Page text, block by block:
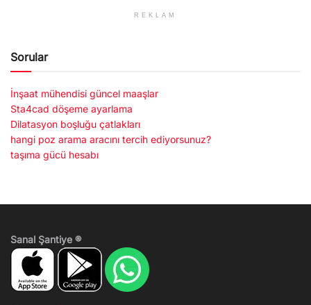
REKLAM
Sorular
İnşaat mühendisi güncel maaşlar
Sta4cad döşeme ayarlama
Dilatasyon boşluğu çatlakları
hangi poz arama aracını tercih ediyorsunuz?
taşıma gücü hesabı
Sanal Şantiye ®